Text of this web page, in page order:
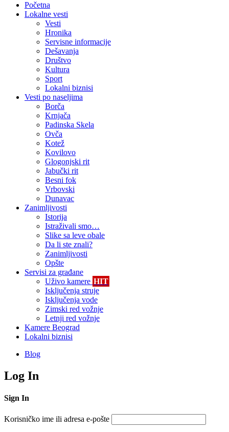
Početna
Lokalne vesti
Vesti
Hronika
Servisne informacije
Dešavanja
Društvo
Kultura
Sport
Lokalni biznisi
Vesti po naseljima
Borča
Krnjača
Padinska Skela
Ovča
Kotež
Kovilovo
Glogonjski rit
Jabučki rit
Besni fok
Vrbovski
Dunavac
Zanimljivosti
Istorija
Istraživali smo…
Slike sa leve obale
Da li ste znali?
Zanimljivosti
Opšte
Servisi za građane
Uživo kamere HIT
Isključenja struje
Isključenja vode
Zimski red vožnje
Letnji red vožnje
Kamere Beograd
Lokalni biznisi
Blog
Log In
Sign In
Korisničko ime ili adresa e-pošte